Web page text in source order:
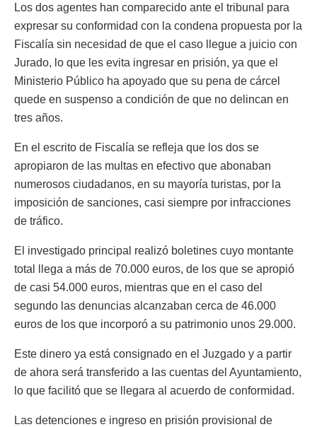
Los dos agentes han comparecido ante el tribunal para
expresar su conformidad con la condena propuesta por la
Fiscalía sin necesidad de que el caso llegue a juicio con
Jurado, lo que les evita ingresar en prisión, ya que el
Ministerio Público ha apoyado que su pena de cárcel
quede en suspenso a condición de que no delincan en
tres años.
En el escrito de Fiscalía se refleja que los dos se
apropiaron de las multas en efectivo que abonaban
numerosos ciudadanos, en su mayoría turistas, por la
imposición de sanciones, casi siempre por infracciones
de tráfico.
El investigado principal realizó boletines cuyo montante
total llega a más de 70.000 euros, de los que se apropió
de casi 54.000 euros, mientras que en el caso del
segundo las denuncias alcanzaban cerca de 46.000
euros de los que incorporó a su patrimonio unos 29.000.
Este dinero ya está consignado en el Juzgado y a partir
de ahora será transferido a las cuentas del Ayuntamiento,
lo que facilitó que se llegara al acuerdo de conformidad.
Las detenciones e ingreso en prisión provisional de